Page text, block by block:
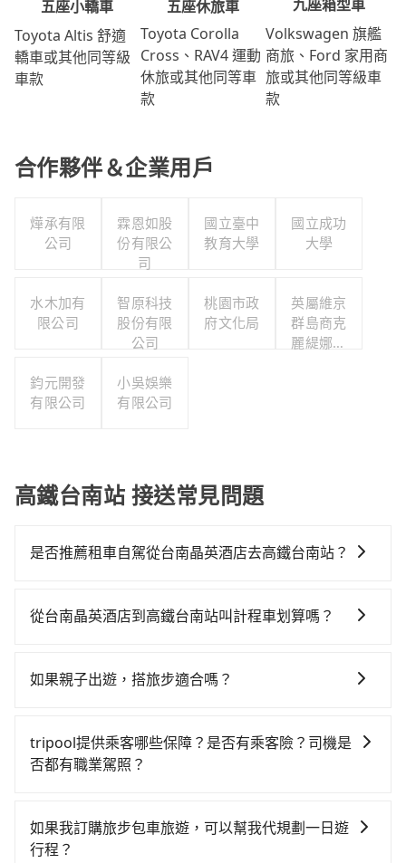
五座小轎車
Toyota Altis 舒適
轎車或其他同等級
車款
五座休旅車
Toyota Corolla
Cross、RAV4 運動
休旅或其他同等車
款
九座箱型車
Volkswagen 旗艦
商旅、Ford 家用商
旅或其他同等級車
款
合作夥伴＆企業用戶
燁承有限
公司
霖恩如股
份有限公
司
國立臺中
教育大學
國立成功
大學
水木加有
限公司
智原科技
股份有限
公司
桃園市政
府文化局
英屬維京
群島商克
麗緹娜智
鈞元開發
有限公司
小吳娛樂
有限公司
高鐵台南站 接送常見問題
是否推薦租車自駕從台南晶英酒店去高鐵台南站？
對的時間彈性，最重要的是你當天就要來回，那在台南
公里再額外加收$3.2，從台南晶英酒店到高鐵台南站的
路邊停車費用預估進去，但額外的汽車保險與可能的罰
單都需自付。再者，和運的iRent只提供最基本的車型，
座可供選擇，而且無人租車最令人詬病的就是車況，打
開車門才發現仍有上一組乘客遺留的垃圾或者撞凹的車
從台南晶英酒店到高鐵台南站叫計程車划算嗎？
灣大車隊、Uber、Line Taxi、Yoxi等，如果在路邊攔不
價格約為295~350元間。不過台南市僅有合法計程車約
4,140輛，計程車密度為雙北的4.6%，也就是說要臨時叫
建議最好先上網預約，以免當場被坑受騙。雖然台南晶
英酒店到高鐵台南站的跳表小黃可能較為便宜，但仍有
如果親子出遊，搭旅步適合嗎？
椅及兒童用增高墊供您選購(租借300元/個)，讓您和孩子
出遊時安全更有保障。
tripool提供乘客哪些保障？是否有乘客險？司機是
否都有職業駕照？
查，符合職業駕駛資格的司機入隊服務，所提供之車輛
也都經過細心維護及保養，以確保您的乘車安全。
如果我訂購旅步包車旅遊，可以幫我代規劃一日遊
行程？